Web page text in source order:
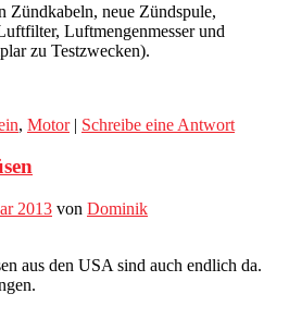
Zündkabeln, neue Zündspule,
Luftmengenmesser und
zu Testzwecken).
, Motor | Schreibe eine Antwort
2013 von Dominik
aus den USA sind auch endlich da.